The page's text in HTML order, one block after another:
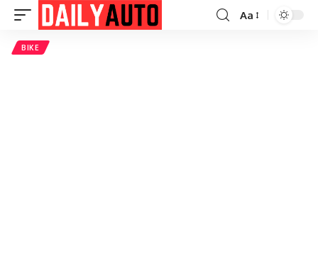
Font
Aa
BIKE